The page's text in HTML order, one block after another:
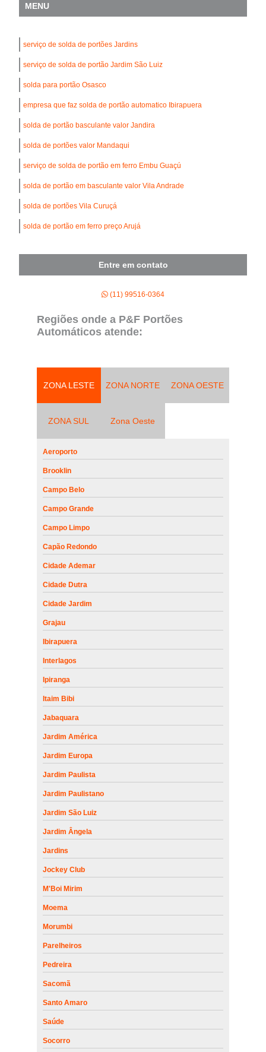
MENU
serviço de solda de portões Jardins
serviço de solda de portão Jardim São Luiz
solda para portão Osasco
empresa que faz solda de portão automatico Ibirapuera
solda de portão basculante valor Jandira
solda de portões valor Mandaqui
serviço de solda de portão em ferro Embu Guaçú
solda de portão em basculante valor Vila Andrade
solda de portões Vila Curuçá
solda de portão em ferro preço Arujá
Entre em contato
(11) 99516-0364
Regiões onde a P&F Portões
Automáticos atende:
ZONA LESTE ZONA NORTE ZONA OESTE
ZONA SUL Zona Oeste
Aeroporto
Brooklin
Campo Belo
Campo Grande
Campo Limpo
Capão Redondo
Cidade Ademar
Cidade Dutra
Cidade Jardim
Grajau
Ibirapuera
Interlagos
Ipiranga
Itaim Bibi
Jabaquara
Jardim América
Jardim Europa
Jardim Paulista
Jardim Paulistano
Jardim São Luiz
Jardim Ângela
Jardins
Jockey Club
M'Boi Mirim
Moema
Morumbi
Parelheiros
Pedreira
Sacomã
Santo Amaro
Saúde
Socorro